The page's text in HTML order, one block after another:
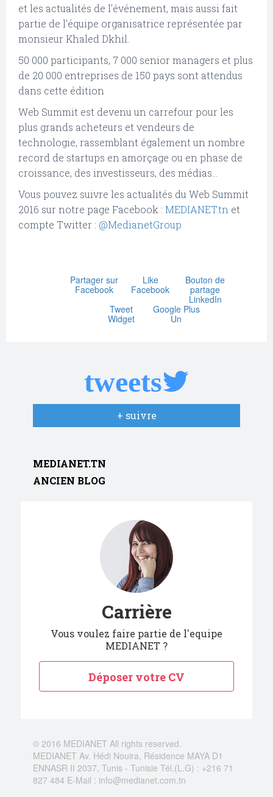
et les actualités de l'événement, mais aussi fait
partie de l'équipe organisatrice représentée par
monsieur Khaled Dkhil.
50 000 participants, 7 000 senior managers et plus
de 20 000 entreprises de 150 pays sont attendus
dans cette édition
Web Summit est devenu un carrefour pour les
plus grands acheteurs et vendeurs de
technologie, rassemblant également un nombre
record de startups en amorçage ou en phase de
croissance, des investisseurs, des médias...
Vous pouvez suivre les actualités du Web Summit
2016 sur notre page Facebook : MEDIANET.tn et
compte Twitter : @MedianetGroup
Partager sur
Facebook
Like
Facebook
Bouton de
partage
LinkedIn
Tweet
Widget
Google Plus
Un
tweets
+ suivre
MEDIANET.TN
ANCIEN BLOG
Carrière
Vous voulez faire partie de l'equipe
MEDIANET ?
Déposer votre CV
© 2016 MEDIANET All rights reserved.
MEDIANET Av. Hédi Nouira, Résidence MAYA D1
ENNASR II 2037, Tunis - Tunisie Tél.(L.G) : +216 71
827 484 E-Mail : info@medianet.com.tn